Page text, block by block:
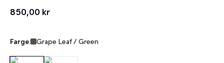
850,00 kr
Farge: Grape Leaf / Green